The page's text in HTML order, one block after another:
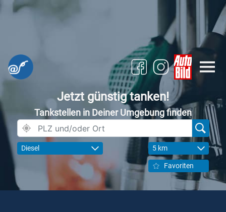
Jetzt günstig tanken!
Tankstellen in Deiner Umgebung finden
Diesel 5 km
Favoriten